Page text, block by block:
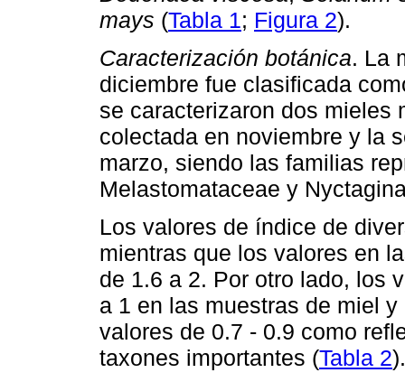
mays (Tabla 1 ; Figura 2).
Caracterización botánica. La
diciembre fue clasificada
se caracterizaron dos mieles
colectada en noviembre y la
marzo, siendo las familias
Melastomataceae y
Los valores de índice de
mientras que los valores en
de 1.6 a 2. Por otro lado, los
a 1 en las muestras de miel
valores de 0.7 - 0.9 como
taxones importantes (Tabla 2).